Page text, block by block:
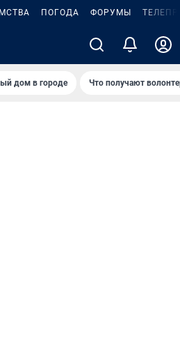
ПОГОДА ФОРУМЫ
дом в городе Что получают